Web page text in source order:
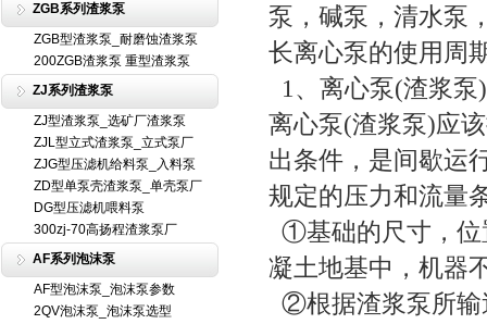
ZGB系列渣浆泵
ZGB型渣浆泵_耐磨蚀渣浆泵
200ZGB渣浆泵 重型渣浆泵
ZJ系列渣浆泵
ZJ型渣浆泵_选矿厂渣浆泵
ZJL型立式渣浆泵_立式泵厂
ZJG型压滤机给料泵_入料泵
ZD型单泵壳渣浆泵_单壳泵厂
DG型压滤机喂料泵
300zj-70高扬程渣浆泵厂
AF系列泡沫泵
AF型泡沫泵_泡沫泵参数
2QV泡沫泵_泡沫泵选型
泵，碱泵，清水泵
长离心泵的使用周
1、离心泵(渣浆
离心泵(渣浆泵)应
出条件，是间歇运
规定的压力和流量
①基础的尺寸，位
凝土地基中，机器
②根据渣浆泵所输